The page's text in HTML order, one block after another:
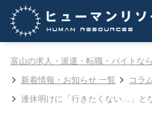
富山の求人・派遣・転職・バイトな
新着情報・お知らせ 一覧
コラ
連休明けに「行きたくない…」と